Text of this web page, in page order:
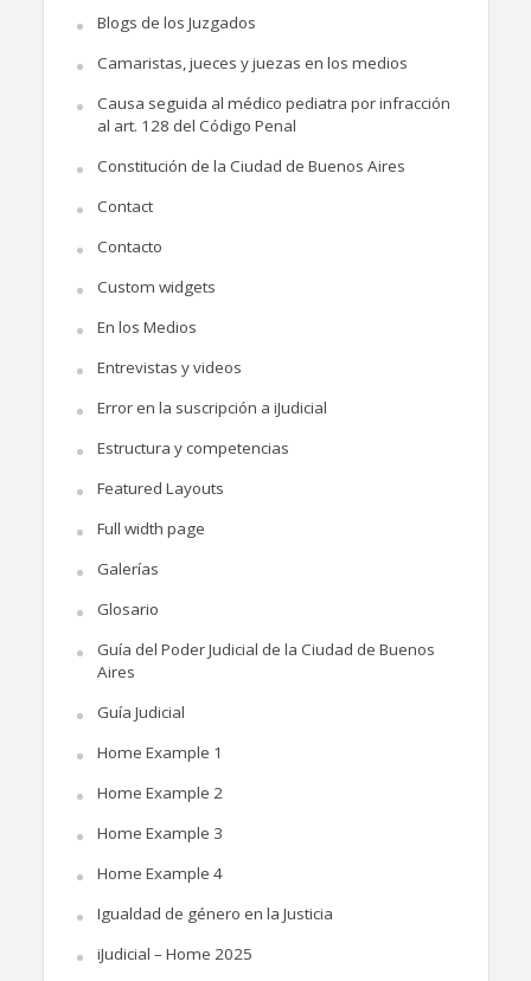
Blogs de los Juzgados
Camaristas, jueces y juezas en los medios
Causa seguida al médico pediatra por infracción
al art. 128 del Código Penal
Constitución de la Ciudad de Buenos Aires
Contact
Contacto
Custom widgets
En los Medios
Entrevistas y videos
Error en la suscripción a iJudicial
Estructura y competencias
Featured Layouts
Full width page
Galerías
Glosario
Guía del Poder Judicial de la Ciudad de Buenos
Aires
Guía Judicial
Home Example 1
Home Example 2
Home Example 3
Home Example 4
Igualdad de género en la Justicia
iJudicial – Home 2025